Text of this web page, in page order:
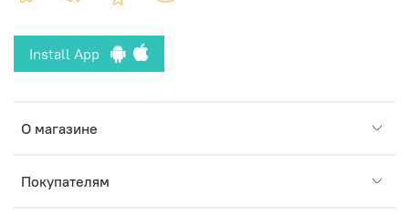
О магазине
Покупателям
Install App